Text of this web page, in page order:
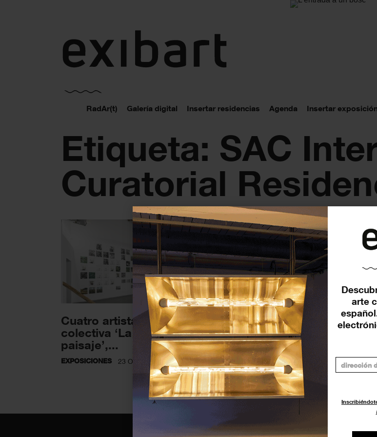
arte
RadAr(t) Galería digital Insertar residencias Agenda Insertar
Etiqueta: SAC
Curatorial
Cuatro artistas catalanes en la
colectiva ‘La forma sólida del
paisaje’,...
EXPOSICIONES 23 OCTUBRE 2024
Últimas semanas para
presentarse al SAC
International Curatorial
Residency Program
CONVOCATORIAS 18 ENERO 2023